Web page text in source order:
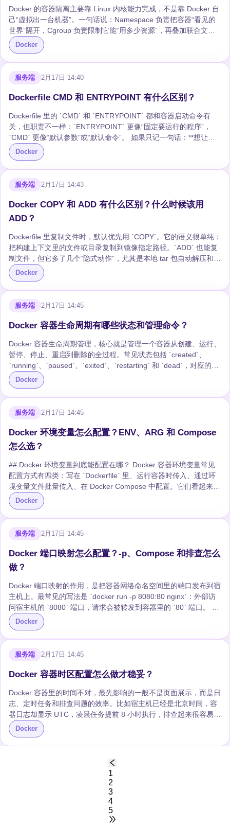
Docker 的容器隔离主要靠 Linux 内核能力完成，不是靠 Docker 自
己“虚拟出一台机器”。一句话说：Namespace 负责把容器“看见的
世界”隔开，Cgroup 负责限制它能“用多少资源”，再叠加联合文件
系统、Capabilities、seccomp、AppArmor 或 SELinux 等机制，形
成一套相对完整的运行边界。 ## Namespace 隔离了容器能看到什
么 Namespace 可以理解成 Linux 给进程准备的“视角隔离”。同一
台宿主机上的进程，放进不同 Namespace 后，看到的进程、网
Docker
服务端 2月17日 14:40
Dockerfile CMD 和 ENTRYPOINT 有什么区别？
Dockerfile 里的 `CMD` 和 `ENTRYPOINT` 都和容器启动命令有
关，但职责不一样：`ENTRYPOINT` 更像“固定要运行的程序”，
`CMD` 更像“默认参数”或“默认命令”。 如果只记一句话：**想让镜
像像一个可执行程序一样运行，用 `ENTRYPOINT`；想给容器提供
一个可以轻松替换的默认启动命令，用 `CMD`。两者一起用时，通
常是 `ENTRYPOINT` 写可执行文件，`CMD` 写默认参数。** ##
CMD 是什么？ `CMD` 用来指定容器启动时的默认命令。它最大的
Docker
服务端 2月17日 14:43
Docker COPY 和 ADD 有什么区别？什么时候该用
ADD？
Dockerfile 里复制文件时，默认优先用 `COPY`。它的语义很单纯：
把构建上下文里的文件或目录复制到镜像指定路径。`ADD` 也能复
制文件，但它多了几个“隐式动作”，尤其是本地 tar 包自动解压和远
程 URL 下载。正因为这些行为不够直观，日常构建里更推荐
`COPY`，只有明确需要 `ADD` 的特殊能力时再用它。 ## COPY
做什么？ `COPY` 只负责复制本地文件、目录，行为可预测：
```dockerfile COPY package.json package-lock.json ./ COPY src/
Docker
服务端 2月17日 14:45
Docker 容器生命周期有哪些状态和管理命令？
Docker 容器生命周期管理，核心就是管理一个容器从创建、运行、
暂停、停止、重启到删除的全过程。常见状态包括 `created`、
`running`、`paused`、`exited`、`restarting` 和 `dead`，对应的命
令主要有 `create`、`run`、`start`、`stop`、`kill`、`pause`、
`unpause`、`restart`、`rm`。 ## Docker 容器有哪些生命周期状
态？ | 状态 | 含义 | 常见场景 | |---|---|---| | `created` | 容器已创
建，但还没有启动 | 执行 `docker cre...
Docker
服务端 2月17日 14:45
Docker 环境变量怎么配置？ENV、ARG 和 Compose
怎么选？
## Docker 环境变量到底能配置在哪？ Docker 容器环境变量常见
配置方式有四类：写在 `Dockerfile` 里、运行容器时传入、通过环
境变量文件批量传入、在 Docker Compose 中配置。它们看起来都
叫“环境变量”，但生效时机、覆盖规则和安全风险并不一样。 一句
话先说结论：**固定默认值可以放 Dockerfile，环境差异参数用运行
时传入，生产敏感信息不要直接当环境变量裸奔。** ## Dockerfile
里的 ENV 和 ARG 有什么区别？ `Dockerfile` 里最容易混淆的是
Docker
服务端 2月17日 14:45
Docker 端口映射怎么配置？-p、Compose 和排查怎么
做？
Docker 端口映射的作用，是把容器网络命名空间里的端口发布到宿
主机上。最常见的写法是 `docker run -p 8080:80 nginx`：外部访
问宿主机的 `8080` 端口，请求会被转发到容器里的 `80` 端口。 这
里最容易混淆的是：`EXPOSE` 只是镜像或 Dockerfile 里的声明，
告诉别人“这个容器通常会监听哪些端口”；真正让宿主机能访问容
器端口的，是 `-p/--publish` 或 Compose 里的 `ports`。 ## `-p` 的
完整写法是什么？ `-p` 的通用格式是： ```bash docker run -p
Docker
服务端 2月17日 14:45
Docker 容器时区配置怎么做才稳妥？
Docker 容器里的时间不对，最先影响的一般不是页面展示，而是日
志、定时任务和排查问题的效率。比如宿主机已经是北京时间，容
器日志却显示 UTC，凌晨任务提前 8 小时执行，排查起来很容易绕
晕。 Docker 容器时区配置常见有几种做法：设置 `TZ` 环境变量、
安装 `tzdata`、挂载宿主机时区文件，或者在 Compose、
Kubernetes 中统一声明。实际选哪一种，要看镜像基础系统、应用
Docker
1
2
3
4
5